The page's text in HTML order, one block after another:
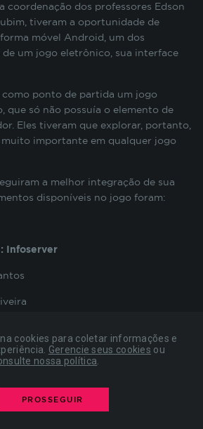
cookies para coletar informações e
Gerencie seus cookies ou
nossa política
PROSSEGUIR
coordenação dos professores Edson
tiveram a oportunidade de
móvel Android, um dos
um jogo eletrônico, sua interface
ponto de partida um jogo
que só não possuía o elemento de
Eles tiveram que explorar, portanto,
muito importante em qualquer jogo
a melhor integração de sua
disponíveis no jogo foram:
Infoserver
Notis
podem ser desativados pois
que o site funcione
Eles estão relacionados
de login no Portal do Aluno, o
formulários, contagem de
de performance de
Todos armazenados sem a
para bloquear esses
partes do site podem não
estabelecidos por nossos
sobre seus interesses e, a partir
relevantes para você em
informações armazenadas são